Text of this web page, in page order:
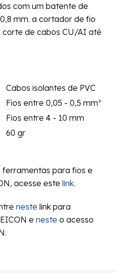
com um batente de
mm. a cortador de fio
de cabos CU/AI até
Cabos isolantes de PVC
Fios entre 0,05 - 0,5 mm²
Fios entre 4 - 10 mm
60 gr
ferramentas para fios e
acesse este link.
neste link para
e neste o acesso